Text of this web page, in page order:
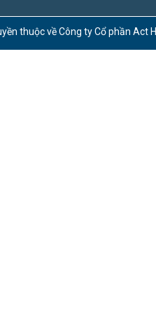
thuộc về Công ty Cổ phần Act